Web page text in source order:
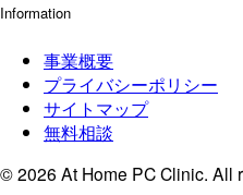
Information
事業概要
プライバシーポリシー
サイトマップ
無料相談
© 2026 At Home PC Clinic. All